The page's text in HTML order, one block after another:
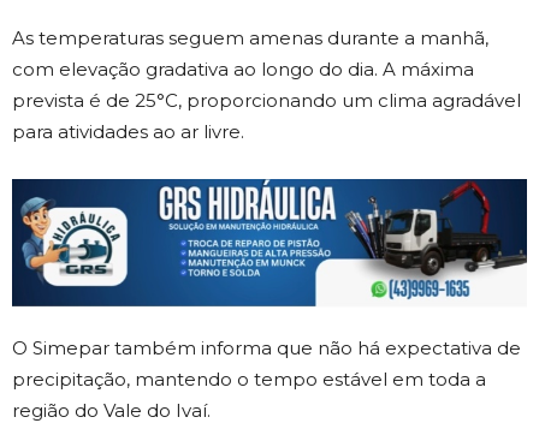
As temperaturas seguem amenas durante a manhã,
com elevação gradativa ao longo do dia. A máxima
prevista é de 25°C, proporcionando um clima agradável
para atividades ao ar livre.
O Simepar também informa que não há expectativa de
precipitação, mantendo o tempo estável em toda a
região do Vale do Ivaí.